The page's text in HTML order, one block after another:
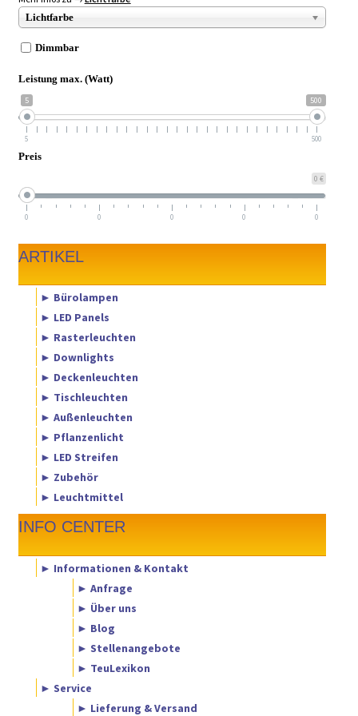
► ZAHLARTEN
► VERSANDARTEN
Lichtfarbe
Dimmbar
Leistung max. (Watt)
5 500
5 500
Preis
0 €
0 0 0 0 0
ARTIKEL
► Bürolampen
► LED Panels
► Rasterleuchten
► Downlights
► Deckenleuchten
► Tischleuchten
► Außenleuchten
► Pflanzenlicht
► LED Streifen
► Zubehör
► Leuchtmittel
INFO CENTER
► Informationen & Kontakt
► Anfrage
► Über uns
► Blog
► Stellenangebote
► TeuLexikon
► Service
► Lieferung & Versand